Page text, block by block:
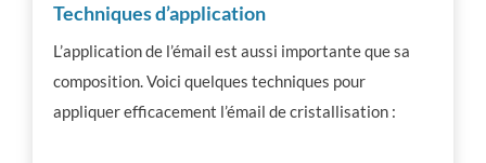
Techniques d’application
L’application de l’émail est aussi importante que sa
composition. Voici quelques techniques pour
appliquer efficacement l’émail de cristallisation :